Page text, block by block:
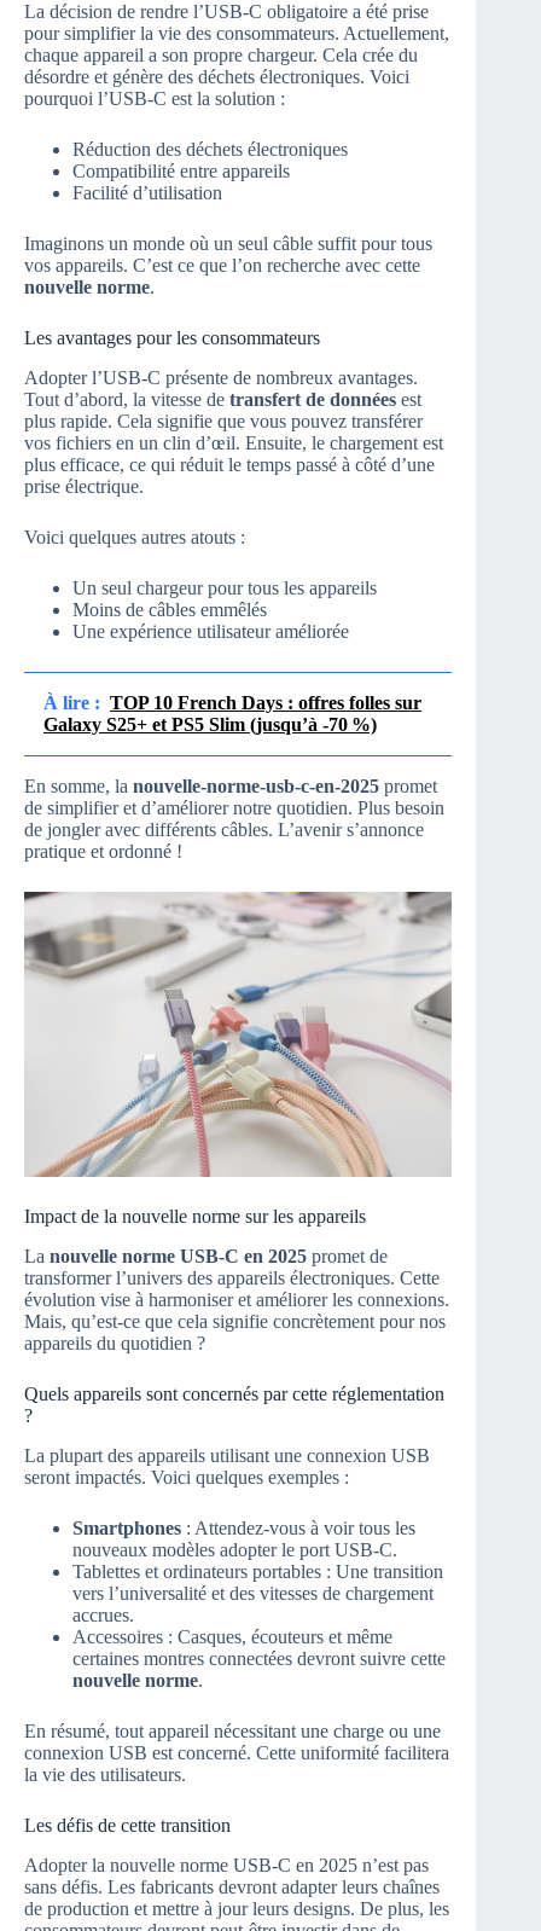
La décision de rendre l’USB-C obligatoire a été prise
pour simplifier la vie des consommateurs. Actuellement,
chaque appareil a son propre chargeur. Cela crée du
désordre et génère des déchets électroniques. Voici
pourquoi l’USB-C est la solution :
Réduction des déchets électroniques
Compatibilité entre appareils
Facilité d’utilisation
Imaginons un monde où un seul câble suffit pour tous
vos appareils. C’est ce que l’on recherche avec cette
nouvelle norme.
Les avantages pour les consommateurs
Adopter l’USB-C présente de nombreux avantages.
Tout d’abord, la vitesse de transfert de données est
plus rapide. Cela signifie que vous pouvez transférer
vos fichiers en un clin d’œil. Ensuite, le chargement est
plus efficace, ce qui réduit le temps passé à côté d’une
prise électrique.
Voici quelques autres atouts :
Un seul chargeur pour tous les appareils
Moins de câbles emmêlés
Une expérience utilisateur améliorée
À lire : TOP 10 French Days : offres folles sur
Galaxy S25+ et PS5 Slim (jusqu’à -70 %)
En somme, la nouvelle-norme-usb-c-en-2025 promet
de simplifier et d’améliorer notre quotidien. Plus besoin
de jongler avec différents câbles. L’avenir s’annonce
pratique et ordonné !
Impact de la nouvelle norme sur les appareils
La nouvelle norme USB-C en 2025 promet de
transformer l’univers des appareils électroniques. Cette
évolution vise à harmoniser et améliorer les connexions.
Mais, qu’est-ce que cela signifie concrètement pour nos
appareils du quotidien ?
Quels appareils sont concernés par cette réglementation
?
La plupart des appareils utilisant une connexion USB
seront impactés. Voici quelques exemples :
Smartphones : Attendez-vous à voir tous les
nouveaux modèles adopter le port USB-C.
Tablettes et ordinateurs portables : Une transition
vers l’universalité et des vitesses de chargement
accrues.
Accessoires : Casques, écouteurs et même
certaines montres connectées devront suivre cette
nouvelle norme.
En résumé, tout appareil nécessitant une charge ou une
connexion USB est concerné. Cette uniformité facilitera
la vie des utilisateurs.
Les défis de cette transition
Adopter la nouvelle norme USB-C en 2025 n’est pas
sans défis. Les fabricants devront adapter leurs chaînes
de production et mettre à jour leurs designs. De plus, les